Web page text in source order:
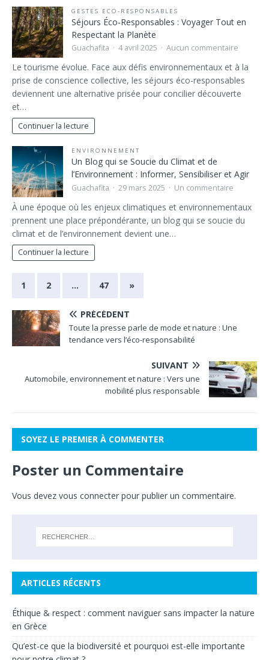
GESTES ECO-RESPONSABLES
Séjours Éco-Responsables : Voyager Tout en
Respectant la Planète
Guachafita 4 avril 2025 Aucun commentaire
Le tourisme évolue. Face aux défis environnementaux et à la
prise de conscience collective, les séjours éco-responsables
deviennent une alternative prisée pour concilier découverte
et…
Continuer la lecture
ENVIRONNEMENT
Un Blog qui se Soucie du Climat et de
l’Environnement : Informer, Sensibiliser et Agir
Guachafita 29 mars 2025 Un commentaire
À une époque où les enjeux climatiques et environnementaux
prennent une place prépondérante, un blog qui se soucie du
climat et de l’environnement devient une…
Continuer la lecture
1 2 … 47 »
PRÉCÉDENT
Toute la presse parle de mode et nature : Une
tendance vers l’éco-responsabilité
SUIVANT
Automobile, environnement et nature : Vers une
mobilité plus responsable
SOYEZ LE PREMIER À COMMENTER
Poster un Commentaire
Vous devez vous connecter pour publier un commentaire.
ARTICLES RÉCENTS
Éthique & respect : comment naviguer sans impacter la nature
en Grèce
Qu’est-ce que la biodiversité et pourquoi est-elle importante